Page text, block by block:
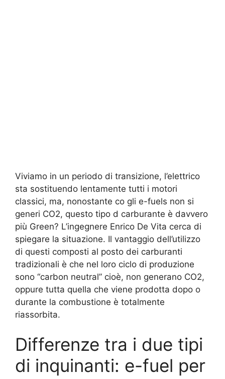
Viviamo in un periodo di transizione, l’elettrico
sta sostituendo lentamente tutti i motori
classici, ma, nonostante co gli e-fuels non si
generi CO2, questo tipo d carburante è davvero
più Green? L’ingegnere Enrico De Vita cerca di
spiegare la situazione. Il vantaggio dell’utilizzo
di questi composti al posto dei carburanti
tradizionali è che nel loro ciclo di produzione
sono “carbon neutral” cioè, non generano CO2,
oppure tutta quella che viene prodotta dopo o
durante la combustione è totalmente
riassorbita.
Differenze tra i due tipi
di inquinanti: e-fuel per